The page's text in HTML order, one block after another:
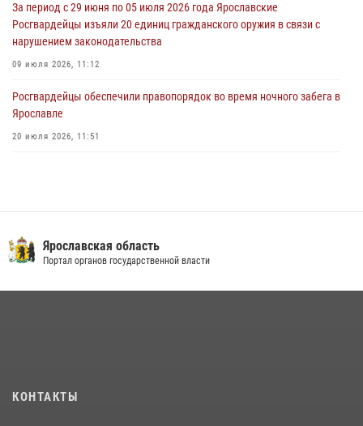
В региональном управлении Росгвардии состоялся молебен,
приуроченный к празднику Крещения Руси
28 июля 2026, 14:56
За период с 29 июня по 05 июля 2026 года Ярославские
Росгвардейцы изъяли 20 единиц гражданского оружия в связи с
нарушением законодательства
09 июля 2026, 11:12
Росгвардейцы обеспечили правопорядок во время ночного забега в
Ярославле
20 июля 2026, 11:51
Центральный округ Росгвардии отмечает 105-летие
15 июля 2026, 11:06
Ярославская область
Портал органов государственной власти
КОНТАКТЫ